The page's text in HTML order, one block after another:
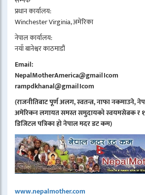
प्रधान कार्यालय:
Winchester Virginia, अमेरिका
नेपाल कार्यालय:
नयाँ बानेश्वर काठमाडौं
Email:
NepalMotherAmerica@gmail।com
rampdkhanal@gmail।com
(राजनीतिबाट पूर्ण अलग, स्वतन्त्र, नाफा नकमाउने,
अमेरिकन लगायत समस्त समुदायको स्वयमसेबक र
डिजिटल पत्रिका हो नेपाल मदर डट कम)
www.nepalmother.com